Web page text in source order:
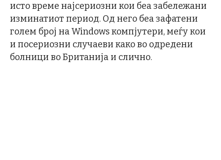
исто време најсериозни кои беа забележани
изминатиот период. Од него беа зафатени
голем број на Windows компјутери, меѓу кои
и посериозни случаеви како во одредени
болници во Британија и слично.